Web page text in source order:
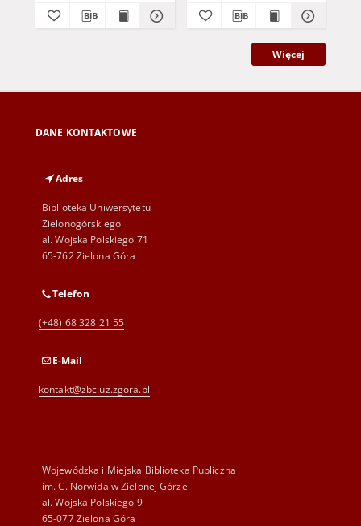
Więcej
DANE KONTAKTOWE
Adres
Biblioteka Uniwersytetu
Zielonogórskiego
al. Wojska Polskiego 71
65-762 Zielona Góra
Telefon
(+48) 68 328 21 55
E-Mail
kontakt@zbc.uz.zgora.pl
Wojewódzka i Miejska Biblioteka Publiczna
im. C. Norwida w Zielonej Górze
al. Wojska Polskiego 9
65-077 Zielona Góra